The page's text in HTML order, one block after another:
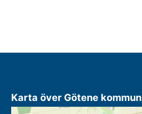
Karta över Götene kommun